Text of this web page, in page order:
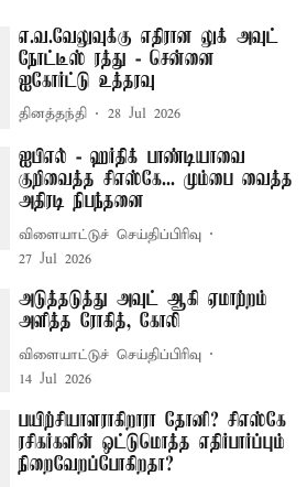
எ.வ.வேலுவுக்கு எதிரான லுக் அவுட்
நோட்டீஸ் ரத்து - சென்னை
ஐகோர்ட்டு உத்தரவு
தினத்தந்தி 28 Jul 2026
ஐபிஎல் - ஹர்திக் பாண்டியாவை
குறிவைத்த சிஎஸ்கே... மும்பை வைத்த
அதிரடி நிபந்தனை
விளையாட்டுச் செய்திப்பிரிவு
27 Jul 2026
அடுத்தடுத்து அவுட் ஆகி ஏமாற்றம்
அளித்த ரோகித், கோலி
விளையாட்டுச் செய்திப்பிரிவு
14 Jul 2026
பயிற்சியாளராகிறாரா தோனி? சிஎஸ்கே
ரசிகர்களின் ஒட்டுமொத்த எதிர்பார்ப்பும்
நிறைவேறப்போகிறதா?